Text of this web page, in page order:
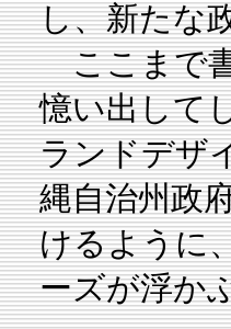
し、新たな
ここまで書
憶い出して
ランドデザ
縄自治州政
けるように
ーズが浮か